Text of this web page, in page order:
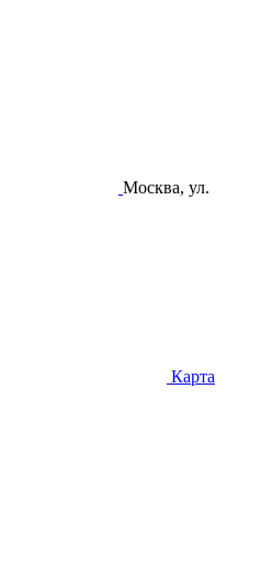
Москва, ул.
Карта